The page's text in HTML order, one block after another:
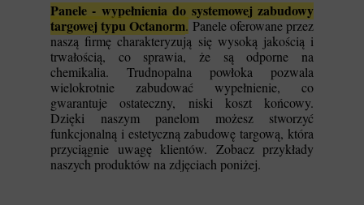
Panele - wypełnienia do systemowej zabudowy
targowej typu Octanorm. Panele oferowane przez
naszą firmę charakteryzują się wysoką jakością i
trwałością, co sprawia, że są odporne na
chemikalia. Trudnopalna powłoka pozwala
wielokrotnie zabudować wypełnienie, co
gwarantuje ostateczny, niski koszt końcowy.
Dzięki naszym panelom możesz stworzyć
funkcjonalną i estetyczną zabudowę targową, która
przyciągnie uwagę klientów. Zobacz przykłady
naszych produktów na zdjęciach poniżej.